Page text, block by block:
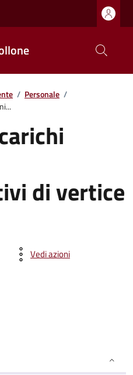
/ Personale /
di vertice
Vedi azioni